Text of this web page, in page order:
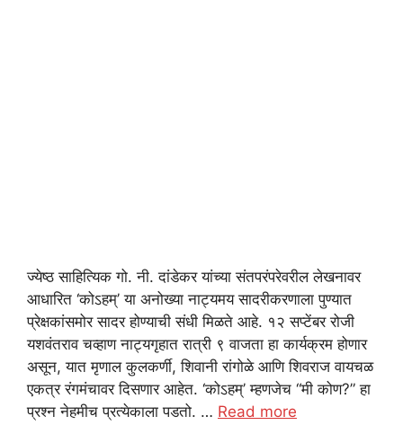
ज्येष्ठ साहित्यिक गो. नी. दांडेकर यांच्या संतपरंपरेवरील लेखनावर
आधारित ‘कोऽहम्’ या अनोख्या नाट्यमय सादरीकरणाला पुण्यात
प्रेक्षकांसमोर सादर होण्याची संधी मिळते आहे. १२ सप्टेंबर रोजी
यशवंतराव चव्हाण नाट्यगृहात रात्री ९ वाजता हा कार्यक्रम होणार
असून, यात मृणाल कुलकर्णी, शिवानी रांगोळे आणि शिवराज वायचळ
एकत्र रंगमंचावर दिसणार आहेत. ‘कोऽहम्’ म्हणजेच “मी कोण?” हा
प्रश्न नेहमीच प्रत्येकाला पडतो. … Read more